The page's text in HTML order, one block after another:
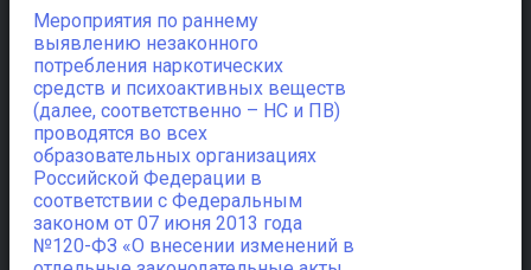
Мероприятия по раннему
выявлению незаконного
потребления наркотических
средств и психоактивных веществ
(далее, соответственно – НС и ПВ)
проводятся во всех
образовательных организациях
Российской Федерации в
соответствии с Федеральным
законом от 07 июня 2013 года
№120-ФЗ «О внесении изменений в